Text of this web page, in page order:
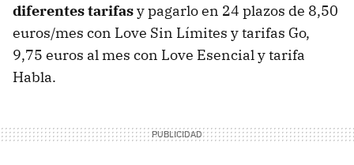
diferentes tarifasy pagarlo en 24 plazos de 8,50
euros/mes con Love Sin Límites y tarifas Go,
9,75 euros al mes con Love Esencial y tarifa
Habla.